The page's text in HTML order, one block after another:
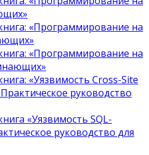
«Программирование на
«Программирование на
«Уязвимость Cross-Site
руководство
«Уязвимость SQL-
руководство для